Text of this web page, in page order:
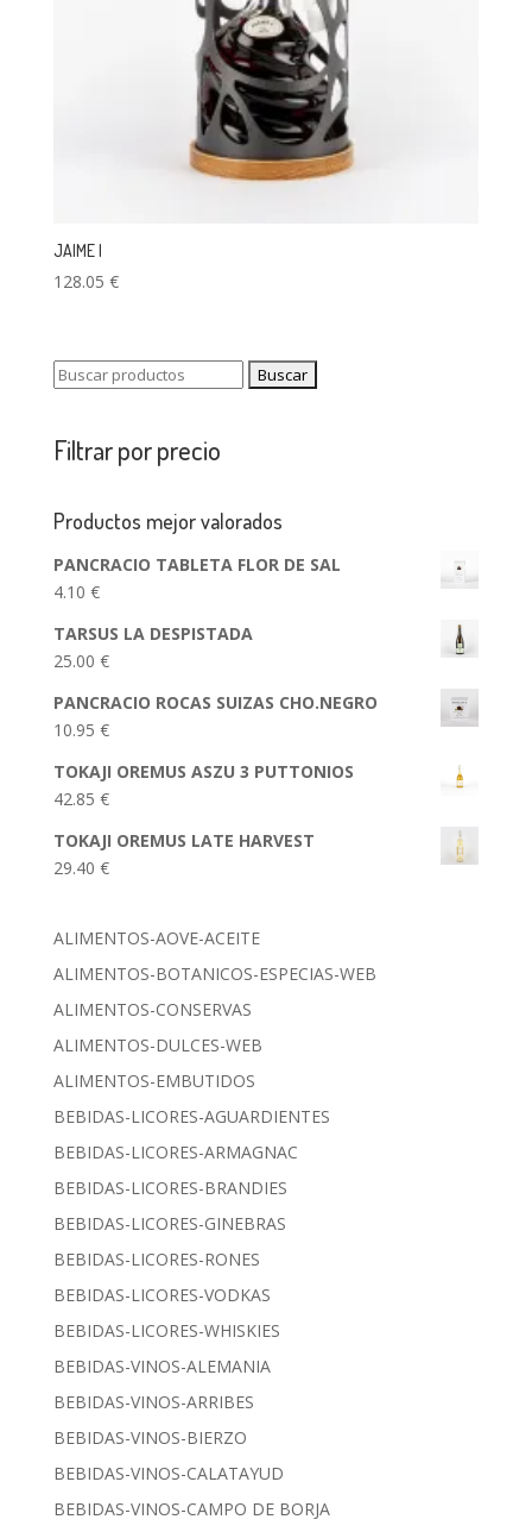
JAIME I
128.05 €
Buscar:
Filtrar por precio
Productos mejor valorados
PANCRACIO TABLETA FLOR DE SAL
4.10 €
TARSUS LA DESPISTADA
25.00 €
PANCRACIO ROCAS SUIZAS CHO.NEGRO
10.95 €
TOKAJI OREMUS ASZU 3 PUTTONIOS
42.85 €
TOKAJI OREMUS LATE HARVEST
29.40 €
ALIMENTOS-AOVE-ACEITE
ALIMENTOS-BOTANICOS-ESPECIAS-WEB
ALIMENTOS-CONSERVAS
ALIMENTOS-DULCES-WEB
ALIMENTOS-EMBUTIDOS
BEBIDAS-LICORES-AGUARDIENTES
BEBIDAS-LICORES-ARMAGNAC
BEBIDAS-LICORES-BRANDIES
BEBIDAS-LICORES-GINEBRAS
BEBIDAS-LICORES-RONES
BEBIDAS-LICORES-VODKAS
BEBIDAS-LICORES-WHISKIES
BEBIDAS-VINOS-ALEMANIA
BEBIDAS-VINOS-ARRIBES
BEBIDAS-VINOS-BIERZO
BEBIDAS-VINOS-CALATAYUD
BEBIDAS-VINOS-CAMPO DE BORJA